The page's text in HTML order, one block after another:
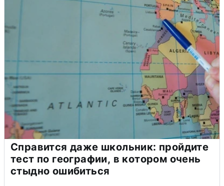
Справится даже школьник: пройдите
тест по географии, в котором очень
стыдно ошибиться